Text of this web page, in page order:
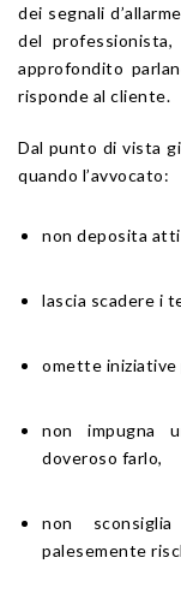
dei segnali
del professionista,
approfondito
risponde al cliente.
Dal punto di vista
quando l’avvocato:
non deposita
lascia scadere i
omette iniziative
non impugna
doveroso farlo,
non
palesemente